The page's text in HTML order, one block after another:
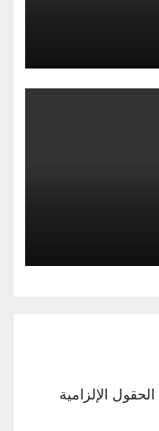
الحقول الإلزامية